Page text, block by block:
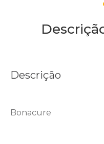
Descrição
Bonacure